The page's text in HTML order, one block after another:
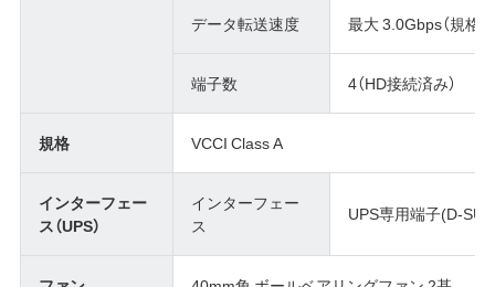
データ転送速度 最大 3.0Gbps（規格値
端子数 4（HD接続済み）
規格 VCCI Class A
インターフェー
ス（UPS）
インターフェー
ス
UPS専用端子(D-